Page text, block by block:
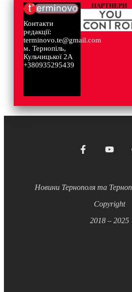
Контакти
редакції:
terminovo.te@gmail.com
м. Тернопіль,
Кульчицької 2А
+380935295439
ПАРТНЕРИ
Новини Тернополя та
Copyright
2018 – 2025